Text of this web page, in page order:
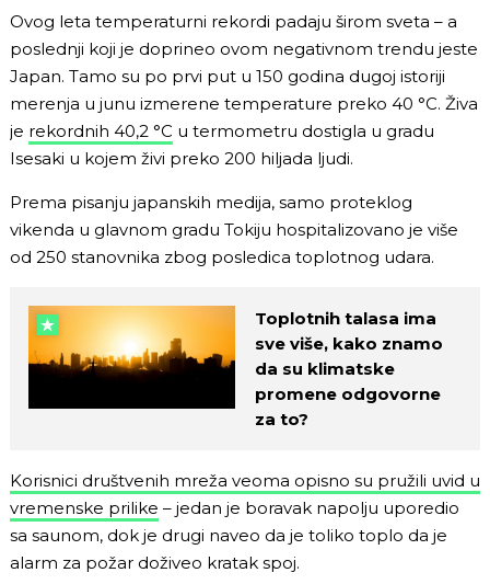
Ovog leta temperaturni rekordi padaju širom sveta – a
poslednji koji je doprineo ovom negativnom trendu jeste
Japan. Tamo su po prvi put u 150 godina dugoj istoriji
merenja u junu izmerene temperature preko 40 °C. Živa
je rekordnih 40,2 °C u termometru dostigla u gradu
Isesaki u kojem živi preko 200 hiljada ljudi.
Prema pisanju japanskih medija, samo proteklog
vikenda u glavnom gradu Tokiju hospitalizovano je više
od 250 stanovnika zbog posledica toplotnog udara.
Toplotnih talasa ima
sve više, kako znamo
da su klimatske
promene odgovorne
za to?
Korisnici društvenih mreža veoma opisno su pružili uvid u
vremenske prilike – jedan je boravak napolju uporedio
sa saunom, dok je drugi naveo da je toliko toplo da je
alarm za požar doživeo kratak spoj.